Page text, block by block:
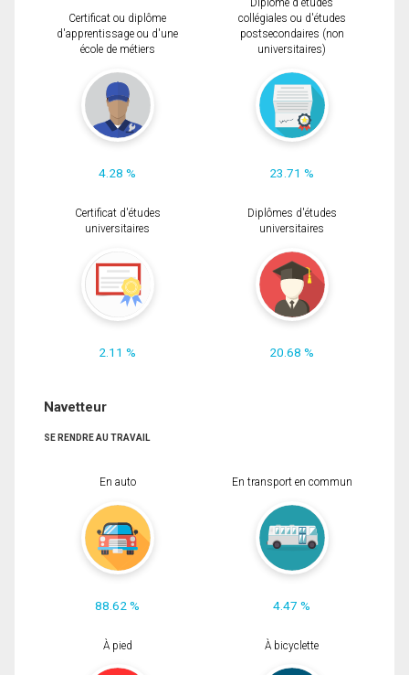
Certificat ou diplôme
d'apprentissage ou d'une
école de métiers
4.28 %
Diplôme d'études
collégiales ou d'études
postsecondaires (non
universitaires)
23.71 %
Certificat d'études
universitaires
2.11 %
Diplômes d'études
universitaires
20.68 %
Navetteur
SE RENDRE AU TRAVAIL
En auto
88.62 %
En transport en commun
4.47 %
À pied À bicyclette